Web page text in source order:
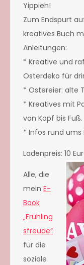
Yippieh!
Zum Endspurt
kreatives Buch
Anleitungen:
* Kreative und
Osterdeko für
* Ostereier: alte
* Kreatives mit
von Kopf bis Fuß.
* Infos rund ums
Ladenpreis: 10
Alle, die
mein E-
Book
„Frühling
sfreude“
für die
soziale